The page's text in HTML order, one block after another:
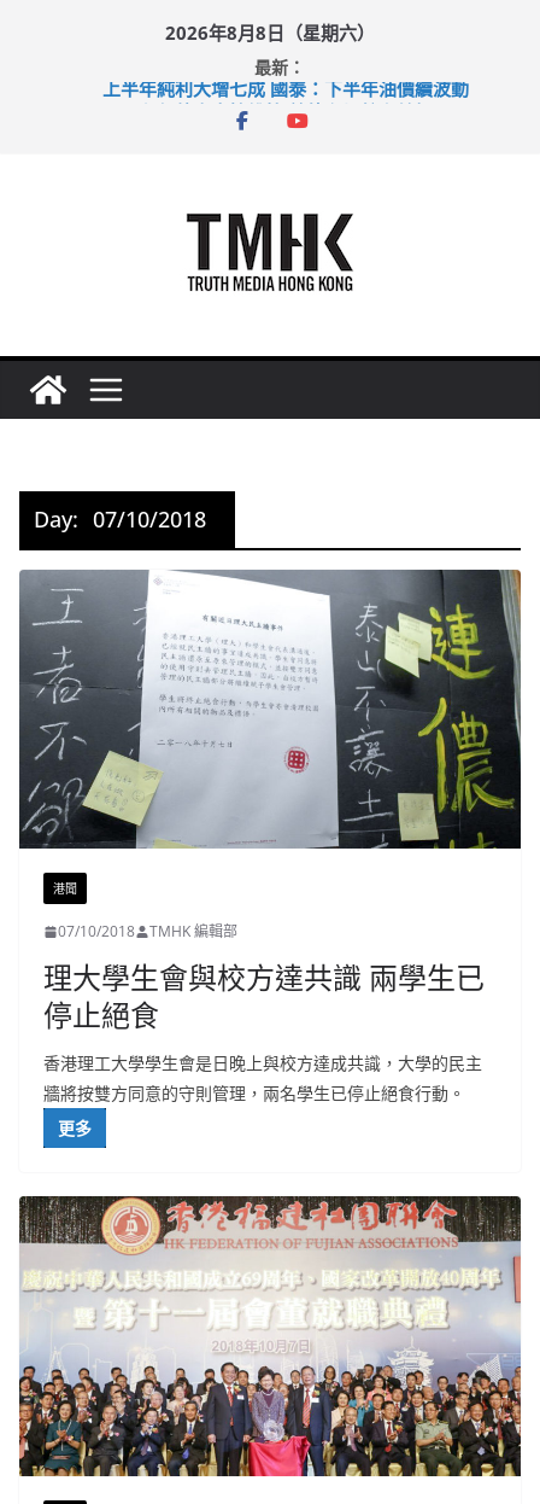
2026年8月8日（星期六）
最新：
上半年純利大增七成 國泰：下半年油價續波動
拜仁熱身賽挫維拉 啟德主場館奪錦標
Day: 07/10/2018
港聞
07/10/2018 TMHK 編輯部
理大學生會與校方達共識 兩學生已
停止絕食
香港理工大學學生會是日晚上與校方達成共識，大學的民主
牆將按雙方同意的守則管理，兩名學生已停止絕食行動。
更多